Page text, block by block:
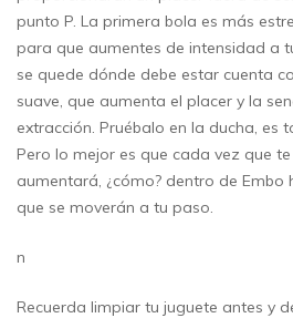
punto P. La primera bola es más
para que aumentes de intensidad a
se quede dónde debe estar cuenta
suave, que aumenta el placer y la
extracción. Pruébalo en la ducha, es
Pero lo mejor es que cada vez que
aumentará, ¿cómo? dentro de Embo
que se moverán a tu paso.
n
Recuerda limpiar tu juguete antes y